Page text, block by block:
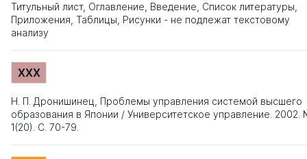
Титульный лист, Оглавление, Введение, Список литературы,
Приложения, Таблицы, Рисунки - не подлежат текстовому
анализу
XXX
Н. П. Дронишинец, Проблемы управления системой высшего
образования в Японии / Университетское управление. 2002.
1(20). С. 70-79.